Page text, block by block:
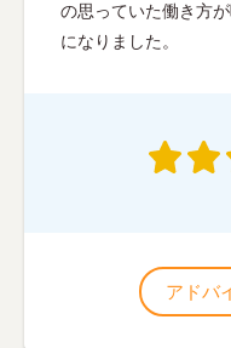
の思っていた働き方
になりました。
アドバ